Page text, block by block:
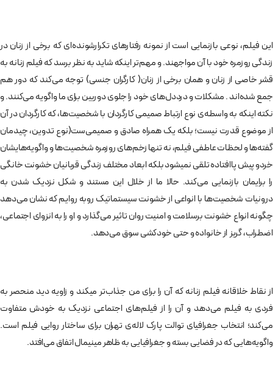
این فیلم، نوعی بازنمایی است از نمونه رفتارهای تکرارشونده‌ای که برخی از زنان در
زندگی روزمره‌ خود با آن مواجهند. و مهم‌تر اینکه شاید به نظر برسد که فیلم زنانه به
قشر خاصی از زنان و همان برخی از زنان( کارگران جنسی) توجه می‌کند که دور هم
جمع شده‌اند . مشکلات و درددل‌های خود را جلوی دوربین برای ما واگویه می‌کنند. و
نکته اینکه به واسطه‌ی نوع ارتباط صمیمی کارگردان با شخصیت‌ها، که کارگردان در آن
از موضوع قدرت نیست؛ بلکه یک همراه صادق و صمیمی‌ست(نوع تدوین، چیدمان
گفته‌ها و لحظات عاطفی فیلم، نه تنها زخم‌های روزمره شخصیت‌ها و واگویه‌هایشان
خردو پیش پاافتاده تلقی نمیشود بلکه ابعاد مختلف زندگی قربانیان خشونت خانگی
را برایمان بازنمایی می‌کند. حالا ما از خلال این مستند و شکل نزدیک شدن به
درونیات شخصیت‌ها با انواعی از خشونت سیستماتیک روبه روایم که نشان می‌دهد
چگونه انواع خشونت برسلامت و امنیت روان تاثیر می‌گذارد و او را به انزوای اجتماعی،
اضطراب، گریز از خانواده و حتی خودکشی سوق می‌دهد.
از نقاط خلاقانه فیلم زنانه که آن را برای من جذاب‌تر میکند و زاویه‌ دید منحصر به
فردی به فیلم می‌دهد و آن را از فیلم‌های اجتماعی نزدیک به خودش متفاوت
می‌کند؛ انتخاب جغرافیای توالت پارک لاله‌ی تهران برای ساختار روایی فیلم است.
واگویه‌هایی که در فضایی بسته و جغرافیایی به ظاهر مینیمال اتفاق می‌افتد.